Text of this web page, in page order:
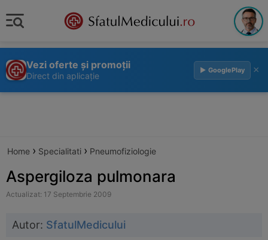
Vezi oferte și promoții
Direct din aplicație
▶ GooglePlay ×
Home › Specialitati › Pneumofiziologie
Aspergiloza pulmonara
Actualizat: 17 Septembrie 2009
Autor: SfatulMedicului